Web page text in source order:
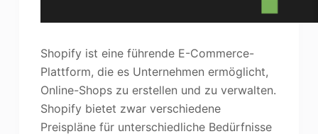
Shopify ist eine führende E-Commerce-
Plattform, die es Unternehmen ermöglicht,
Online-Shops zu erstellen und zu verwalten.
Shopify bietet zwar verschiedene
Preispläne für unterschiedliche Bedürfnisse